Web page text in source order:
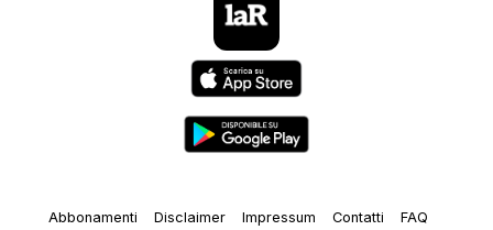
Abbonamenti Disclaimer Impressum Contatti FAQ